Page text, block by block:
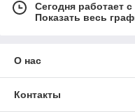
Сегодня работает
Показать весь
О нас
Контакты